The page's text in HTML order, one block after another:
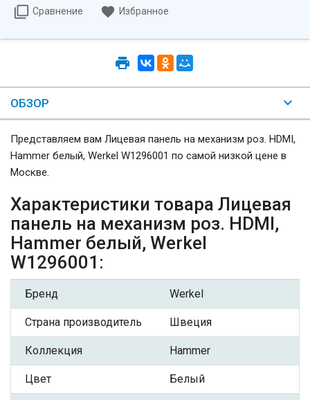
Сравнение Избранное
ОБЗОР
Представляем вам Лицевая панель на механизм роз. HDMI,
Hammer белый, Werkel W1296001 по самой низкой цене в
Москве.
Характеристики товара Лицевая
панель на механизм роз. HDMI,
Hammer белый, Werkel
W1296001:
Бренд Werkel
Страна производитель Швеция
Коллекция Hammer
Цвет Белый